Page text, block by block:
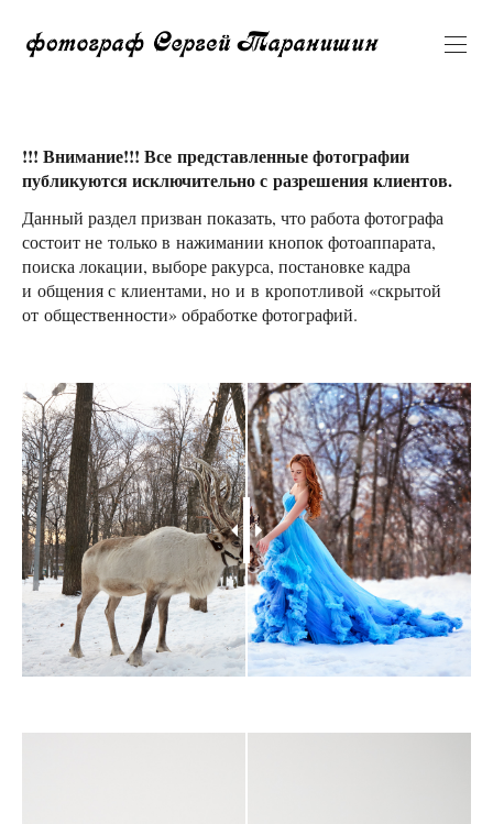
!!! Внимание!!! Все представленные фотографии
публикуются исключительно с разрешения клиентов.
Данный раздел призван показать, что работа фотографа
состоит не только в нажимании кнопок фотоаппарата,
поиска локации, выборе ракурса, постановке кадра
и общения с клиентами, но и в кропотливой «скрытой
от общественности» обработке фотографий.